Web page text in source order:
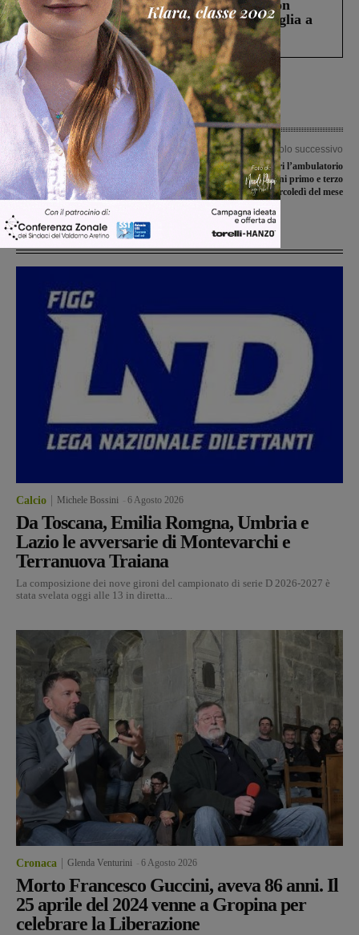
Scomparso da una struttura di Castiglion
Fiorentino l’uomo che aveva ucciso la figlia a
Levane nel 2020
Articolo precedente
Laterina Pergine, al via
l’efficientamento di tutta la rete di
illuminazione pubblica
Articolo successivo
Riaperto al Serristori l’ambulatorio
senologico: attivo ogni primo e terzo
mercoledì del mese
Ultime Notizie
Calcio Michele Bossini 6 Agosto 2026
Da Toscana, Emilia Romgna, Umbria e
Lazio le avversarie di Montevarchi e
Terranuova Traiana
La composizione dei nove gironi del campionato di serie D 2026-2027 è
stata svelata oggi alle 13 in diretta...
Cronaca Glenda Venturini 6 Agosto 2026
Morto Francesco Guccini, aveva 86 anni. Il
25 aprile del 2024 venne a Gropina per
celebrare la Liberazione